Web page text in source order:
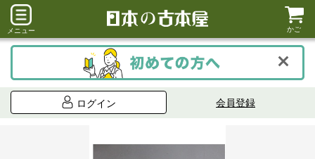
メニュー かご
ログイン 会員登録